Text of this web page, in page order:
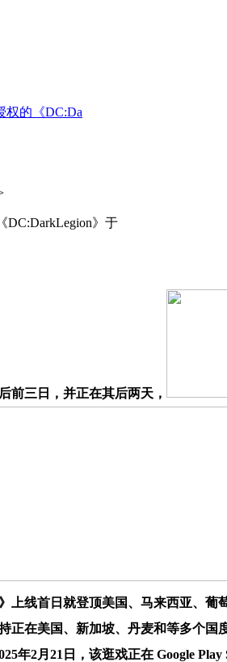
权的《DC:Da
DC:DarkLegion》于
三日，并正在其后两天，
上线首日就登顶美国、马来西亚、
在美国、新加坡、丹麦和等多个国
年2月21日，该逛戏正在 Google